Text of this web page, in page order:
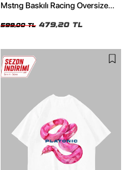
Mstng Baskılı Racing Oversize
599,00 TL 479,20 TL